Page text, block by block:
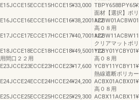
間口２２用
面材【選択】ポ
高０８用
クリアマットポ
高０８用
熱線遮断ポリカ
高０８用